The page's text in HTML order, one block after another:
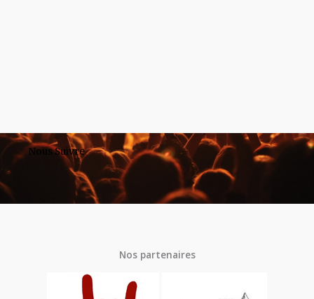
Nous Suivre
Nos partenaires